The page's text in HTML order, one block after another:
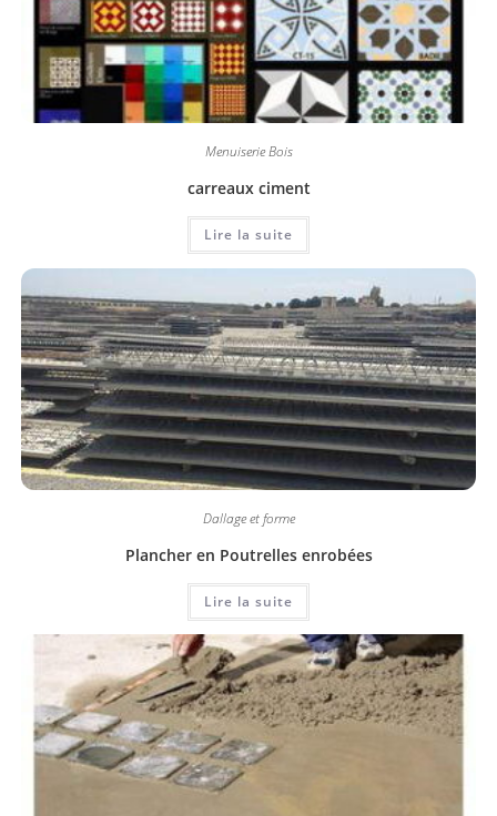
Menuiserie Bois
carreaux ciment
Lire la suite
Dallage et forme
Plancher en Poutrelles enrobées
Lire la suite